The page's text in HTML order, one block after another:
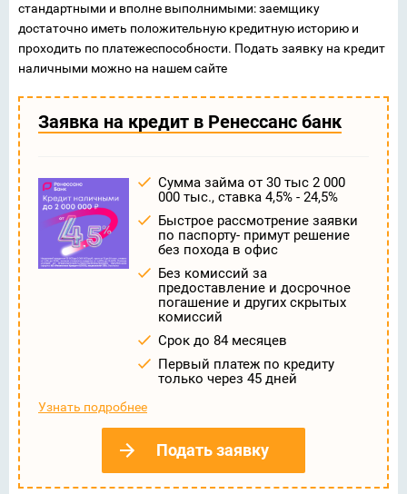
стандартными и вполне выполнимыми: заемщику
достаточно иметь положительную кредитную историю и
проходить по платежеспособности. Подать заявку на кредит
наличными можно на нашем сайте
Заявка на кредит в Ренессанс банк
Сумма займа от 30 тыс 2 000
000 тыс., ставка 4,5% - 24,5%
Быстрое рассмотрение заявки
по паспорту- примут решение
без похода в офис
Без комиссий за
предоставление и досрочное
погашение и других скрытых
комиссий
Срок до 84 месяцев
Первый платеж по кредиту
только через 45 дней
Узнать подробнее
Подать заявку